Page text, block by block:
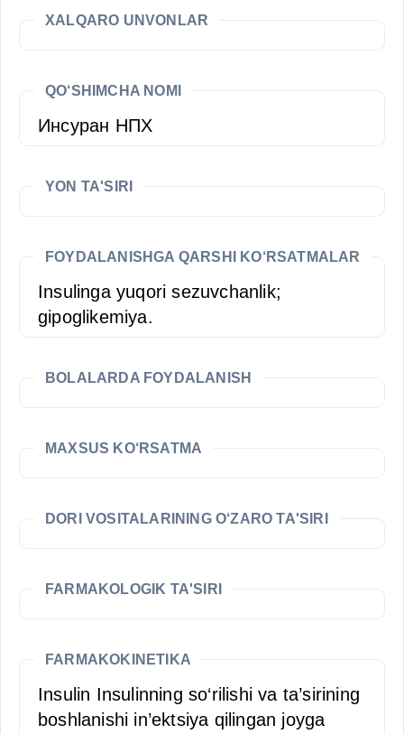
XALQARO UNVONLAR
QO‘SHIMCHA NOMI
Инсуран НПХ
YON TA'SIRI
FOYDALANISHGA QARSHI KO‘RSATMALAR
Insulinga yuqori sezuvchanlik;
gipoglikemiya.
BOLALARDA FOYDALANISH
MAXSUS KO‘RSATMA
DORI VOSITALARINING O‘ZARO TA'SIRI
FARMAKOLOGIK TA'SIRI
FARMAKOKINETIKA
Insulin Insulinning so‘rilishi va ta’sirining
boshlanishi in’ektsiya qilingan joyga